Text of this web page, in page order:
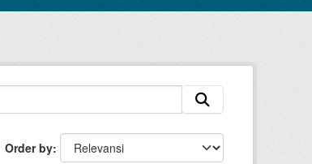
Order by